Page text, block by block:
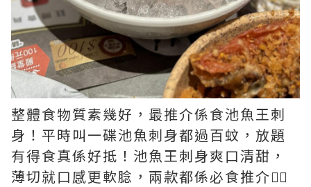
整體食物質素幾好，最推介係食池魚王刺
身！平時叫一碟池魚刺身都過百蚊，放題
有得食真係好抵！池魚王刺身爽口清甜，
薄切就口感更軟腍，兩款都係必食推介👍🏻